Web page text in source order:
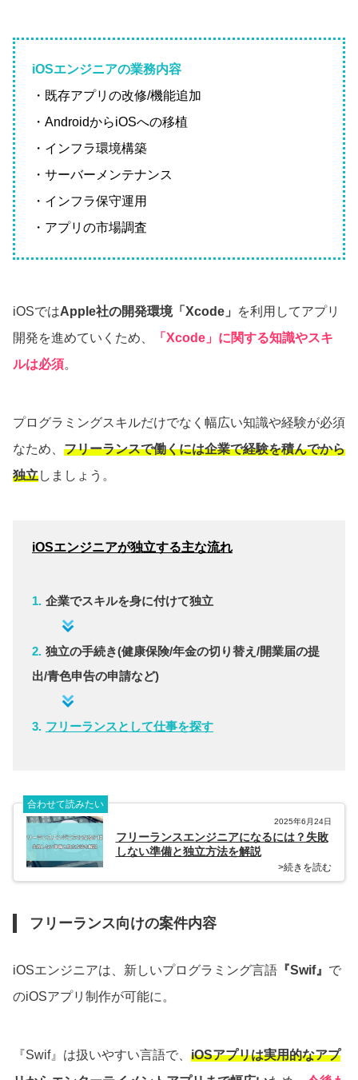
iOSエンジニアの業務内容
・既存アプリの改修/機能追加
・AndroidからiOSへの移植
・インフラ環境構築
・サーバーメンテナンス
・インフラ保守運用
・アプリの市場調査
iOSではApple社の開発環境「Xcode」
を利用してアプリ
開発を進めていくため、
「Xcode」に関する知識やスキ
ルは必須。
プログラミングスキルだけでなく幅広い知識や経験が必須
なため、 フリーランスで働くには企業で経験を積んでから
独立しましょう。
iOSエンジニアが独立する主な流れ
企業でスキルを身に付けて独立
独立の手続き(健康保険/年金の切り替え/開業届の提
出/青色申告の申請など)
フリーランスとして仕事を探す
合わせて読みたい
2025年6月24日
フリーランスエンジニアになるには？失敗
しない準備と独立方法を解説
>続きを読む
フリーランス向けの案件内容
iOSエンジニアは、新しいプログラミング言語 『Swif』 で
のiOSアプリ制作が可能に。
『Swif』は扱いやすい言語で、 iOSアプリは実用的なアプ